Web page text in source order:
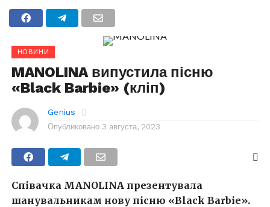
НОВИНИ
MANOLINA випустила пісню
«Black Barbie» (кліп)
Genius
Опубликовано 3 августа, 2023
Співачка MANOLINA презентувала
шанувальникам нову пісню «Black Barbie».